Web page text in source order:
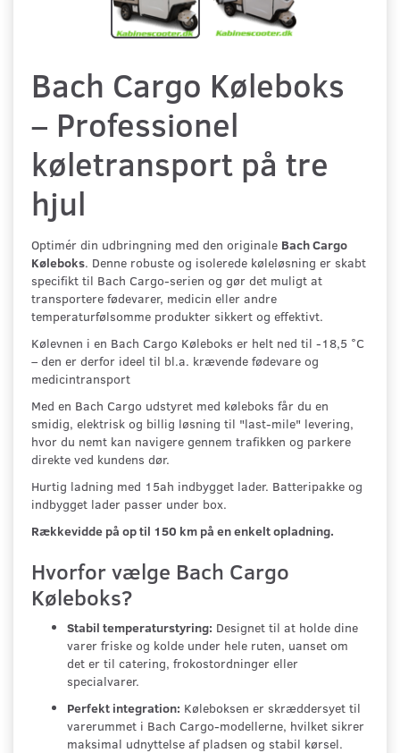
Bach Cargo Køleboks
– Professionel
køletransport på tre
hjul
Optimér din udbringning med den originale Bach Cargo
Køleboks. Denne robuste og isolerede køleløsning er skabt
specifikt til Bach Cargo-serien og gør det muligt at
transportere fødevarer, medicin eller andre
temperaturfølsomme produkter sikkert og effektivt.
Kølevnen i en Bach Cargo Køleboks er helt ned til -18,5 °C
– den er derfor ideel til bl.a. krævende fødevare og
medicintransport
Med en Bach Cargo udstyret med køleboks får du en
smidig, elektrisk og billig løsning til "last-mile" levering,
hvor du nemt kan navigere gennem trafikken og parkere
direkte ved kundens dør.
Hurtig ladning med 15ah indbygget lader. Batteripakke og
indbygget lader passer under box.
Rækkevidde på op til 150 km på en enkelt opladning.
Hvorfor vælge Bach Cargo
Køleboks?
Stabil temperaturstyring: Designet til at holde dine
varer friske og kolde under hele ruten, uanset om
det er til catering, frokostordninger eller
specialvarer.
Perfekt integration: Køleboksen er skræddersyet til
varerummet i Bach Cargo-modellerne, hvilket sikrer
maksimal udnyttelse af pladsen og stabil kørsel.